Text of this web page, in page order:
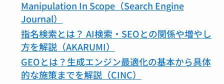
Manipulation In Scope（Search Engine
Journal）
指名検索とは？ AI検索・SEOとの関係や増やし
方を解説（AKARUMI）
GEOとは？生成エンジン最適化の基本から具体
的な施策までを解説（CINC）